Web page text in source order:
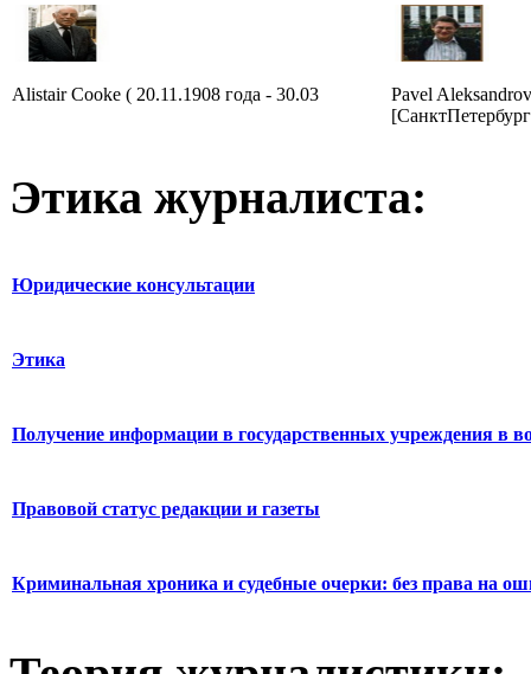
Alistair Cooke ( 20.11.1908 года - 30.03
Pavel
Этика журналиста:
Юридические консультации
Этика
Получение информации в государственных учреждения в
Правовой статус редакции и газеты
Криминальная хроника и судебные очерки: без права на